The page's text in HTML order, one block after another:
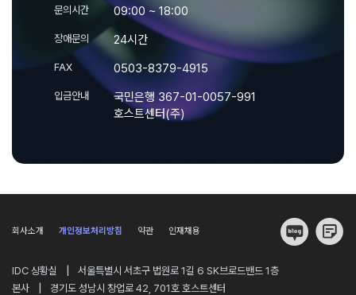
문의시간 09:00 ~ 18:00
장애문의 24시간
FAX 0503-8379-4915
입금안내
국민은행 367-01-0057-991
호스트센터(주)
회사소개 개인정보처리방침 약관 인재채용
IDC 상황실
서울특별시 서초구 법원로 1길 6 SK브로드밴드 1층
본사
경기도 성남시 창업로 42, 701호 호스트센터